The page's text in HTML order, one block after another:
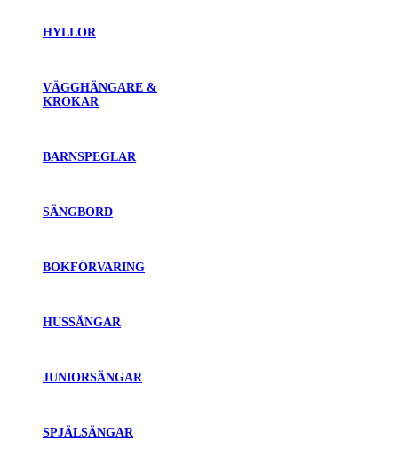
HYLLOR
VÄGGHÄNGARE &
KROKAR
BARNSPEGLAR
SÄNGBORD
BOKFÖRVARING
HUSSÄNGAR
JUNIORSÄNGAR
SPJÄLSÄNGAR